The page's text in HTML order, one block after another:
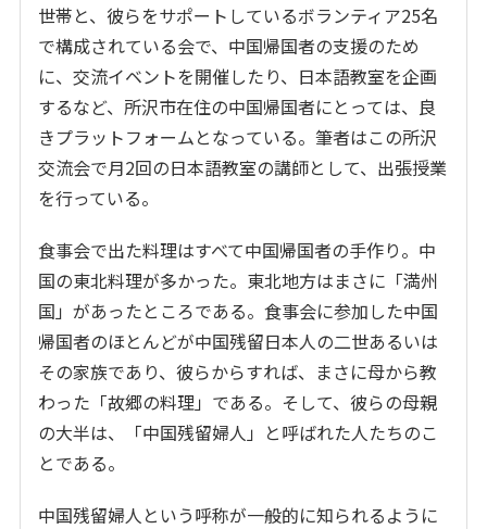
世帯と、彼らをサポートしているボランティア25名
で構成されている会で、中国帰国者の支援のため
に、交流イベントを開催したり、日本語教室を企画
するなど、所沢市在住の中国帰国者にとっては、良
きプラットフォームとなっている。筆者はこの所沢
交流会で月2回の日本語教室の講師として、出張授業
を行っている。
食事会で出た料理はすべて中国帰国者の手作り。中
国の東北料理が多かった。東北地方はまさに「満州
国」があったところである。食事会に参加した中国
帰国者のほとんどが中国残留日本人の二世あるいは
その家族であり、彼らからすれば、まさに母から教
わった「故郷の料理」である。そして、彼らの母親
の大半は、「中国残留婦人」と呼ばれた人たちのこ
とである。
中国残留婦人という呼称が一般的に知られるように